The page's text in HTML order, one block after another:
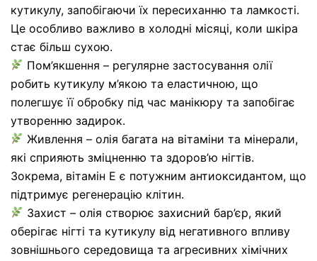
кутикулу, запобігаючи їх пересиханню та ламкості.
Це особливо важливо в холодні місяці, коли шкіра
стає більш сухою.
Пом’якшення – регулярне застосування олії
робить кутикулу м’якою та еластичною, що
полегшує її обробку під час манікюру та запобігає
утворенню задирок.
Живлення – олія багата на вітаміни та мінерали,
які сприяють зміцненню та здоров’ю нігтів.
Зокрема, вітамін Е є потужним антиоксидантом, що
підтримує регенерацію клітин.
Захист – олія створює захисний бар’єр, який
оберігає нігті та кутикулу від негативного впливу
зовнішнього середовища та агресивних хімічних